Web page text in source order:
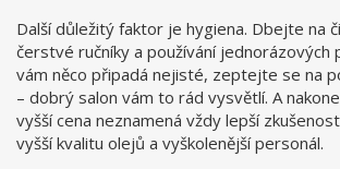
Další důležitý faktor je hygiena. Dbejte na
čerstvé ručníky a používání jednorázových
vám něco připadá nejisté, zeptejte se na
– dobrý salon vám to rád vysvětlí. A
vyšší cena neznamená vždy lepší
vyšší kvalitu olejů a vyškolenější personál.